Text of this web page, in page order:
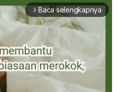
arrow_forward_ios Baca selengkapnya